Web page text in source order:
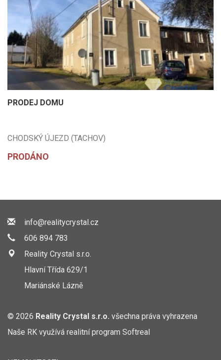
PRODEJ DOMU
CHODSKÝ ÚJEZD (TACHOV)
PRODÁNO
info@realitycrystal.cz
606 894 783
Reality Crystal s.r.o.
Hlavní Třída 629/1
Mariánské Lázně
© 2026 Reality Crystal s.r.o. všechna práva vyhrazena
Naše RK využívá realitní program Softreal